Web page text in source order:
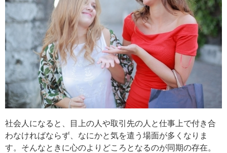
社会人になると、目上の人や取引先の人と仕事上で付き合
わなければならず、なにかと気を遣う場面が多くなりま
す。そんなときに心のよりどころとなるのが同期の存在。